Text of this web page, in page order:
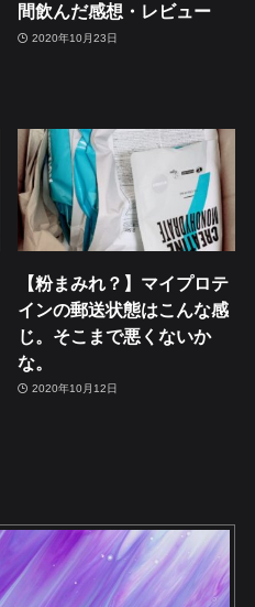
間飲んだ感想・レビュー
2020年10月23日
【粉まみれ？】マイプロテ
インの郵送状態はこんな感
じ。そこまで悪くないか
な。
2020年10月12日